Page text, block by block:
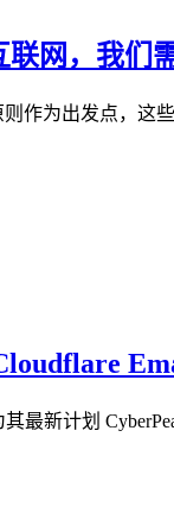
网，我们
作为出发点，这
其最新计划